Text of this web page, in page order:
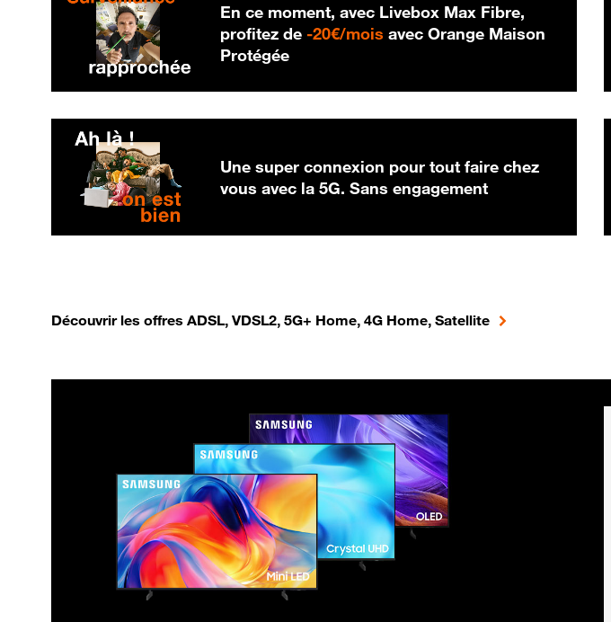
En ce moment, avec Livebox Max Fibre,
profitez de -20€/mois 20 € par mois
avec Orange Maison
Protégée
Une super connexion pour tout faire chez
vous avec la 5G. Sans engagement
Découvrir les offres ADSL, VDSL2, 5G+ Home, 4G Home, Satellite